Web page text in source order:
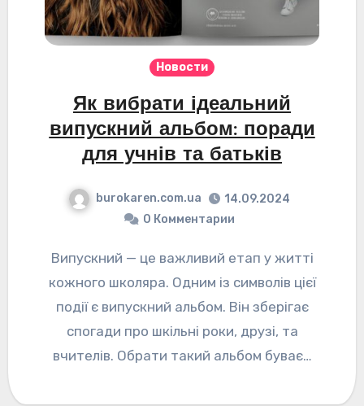
Новости
Як вибрати ідеальний
випускний альбом: поради
для учнів та батьків
burokaren.com.ua
14.09.2024
0 Комментарии
Випускний — це важливий етап у житті
кожного школяра. Одним із символів цієї
події є випускний альбом. Він зберігає
спогади про шкільні роки, друзі, та
вчителів. Обрати такий альбом буває…